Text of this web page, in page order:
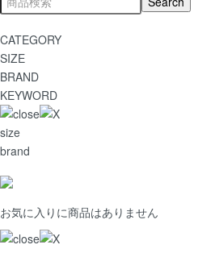
CATEGORY
SIZE
BRAND
KEYWORD
size
brand
お気に入りに商品はありません